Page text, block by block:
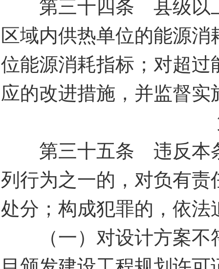
区域内供热单位的能源
位能源消耗指标；对超
应的改进措施，并监督实
第三十五条 违反本条
列行为之一的，对负有
处分；构成犯罪的，依
（一）对设计方案不